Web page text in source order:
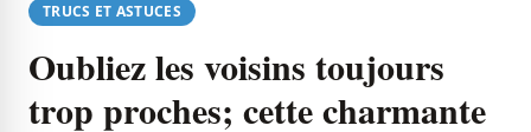
TRUCS ET ASTUCES
Oubliez les voisins toujours
trop proches; cette charmante